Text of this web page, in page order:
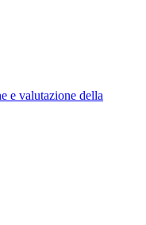
e valutazione della